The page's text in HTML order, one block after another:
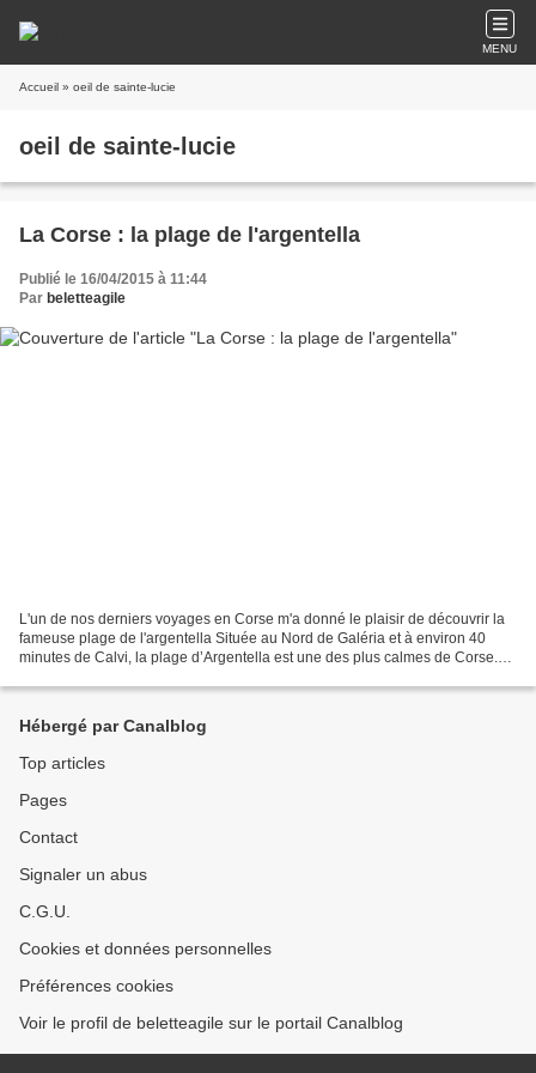
MENU
Accueil » oeil de sainte-lucie
oeil de sainte-lucie
La Corse : la plage de l'argentella
Publié le 16/04/2015 à 11:44
Par beletteagile
L'un de nos derniers voyages en Corse m'a donné le plaisir de découvrir la
fameuse plage de l'argentella Située au Nord de Galéria et à environ 40
minutes de Calvi, la plage d’Argentella est une des plus calmes de Corse.
Hébergé par Canalblog
Top articles
Pages
Contact
Signaler un abus
C.G.U.
Cookies et données personnelles
Préférences cookies
Voir le profil de beletteagile sur le portail Canalblog